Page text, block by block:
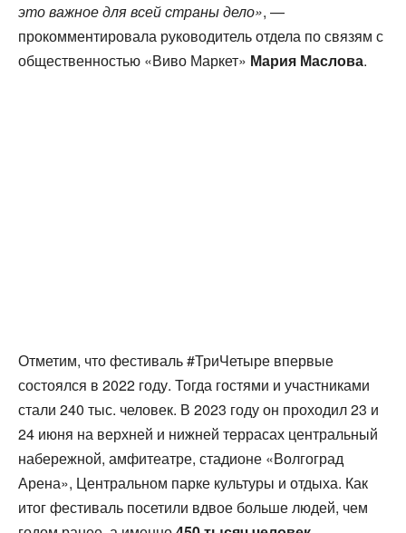
это важное для всей страны дело», —
прокомментировала руководитель отдела по связям с
общественностью «Виво Маркет» Мария Маслова.
Отметим, что фестиваль #ТриЧетыре впервые
состоялся в 2022 году. Тогда гостями и участниками
стали 240 тыс. человек. В 2023 году он проходил 23 и
24 июня на верхней и нижней террасах центральный
набережной, амфитеатре, стадионе «Волгоград
Арена», Центральном парке культуры и отдыха. Как
итог фестиваль посетили вдвое больше людей, чем